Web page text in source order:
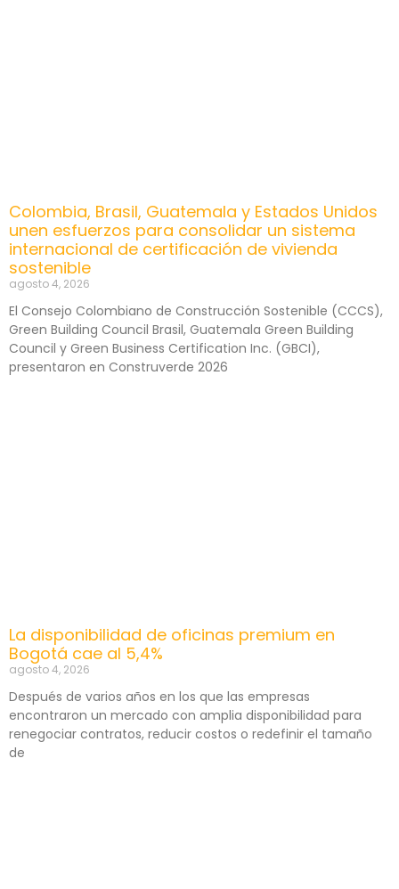
Colombia, Brasil, Guatemala y Estados Unidos
unen esfuerzos para consolidar un sistema
internacional de certificación de vivienda
sostenible
agosto 4, 2026
El Consejo Colombiano de Construcción Sostenible (CCCS),
Green Building Council Brasil, Guatemala Green Building
Council y Green Business Certification Inc. (GBCI),
presentaron en Construverde 2026
La disponibilidad de oficinas premium en
Bogotá cae al 5,4%
agosto 4, 2026
Después de varios años en los que las empresas
encontraron un mercado con amplia disponibilidad para
renegociar contratos, reducir costos o redefinir el tamaño
de